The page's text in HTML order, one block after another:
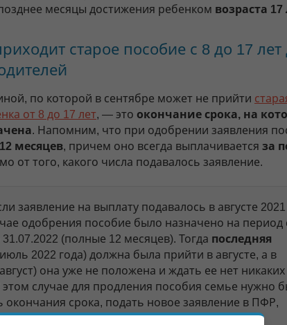
месяцы достижения ребенком возраста 17
старое пособие с 8 до 17 лет
по которой в сентябре может не прийти
от 8 до 17 лет, — это окончание срока, на
. Напомним, что при одобрении заявления
месяцев, причем оно всегда выплачивается за
от того, какого числа подавалось заявление.
заявление на выплату подавалось в августе 2021
одобрения пособие было назначено на период
(полные 12 месяцев). Тогда последняя
2022 года) должна была прийти в августе, а в
она уже не положена и ждать ее нет никаких
случае для продления пособия семье нужно
окончания срока, подать новое заявление в ПФР,
будет назначенона следующие 12 месяцев.